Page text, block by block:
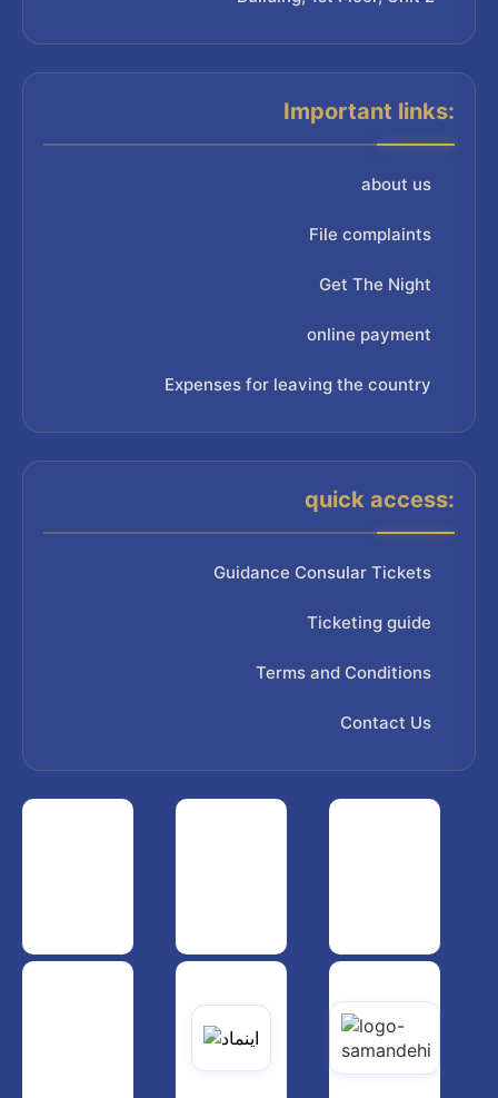
Important links:
about us
File complaints
Get The Night
online payment
Expenses for leaving the country
quick access:
Guidance Consular Tickets
Ticketing guide
Terms and Conditions
Contact Us